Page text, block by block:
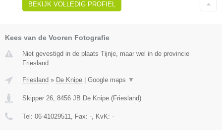
BEKIJK VOLLEDIG PROFIEL
Kees van de Vooren Fotografie
Niet gevestigd in de plaats Tijnje, maar wel in de provincie
Friesland.
Friesland » De Knipe Google maps ▼
Skipper 26, 8456 JB De Knipe (Friesland)
Tel: 06-41029511, Fax: -, KvK: -